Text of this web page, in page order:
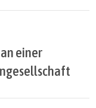
an einer